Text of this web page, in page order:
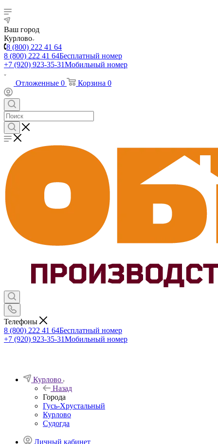
Ваш город
Курлово
8 (800) 222 41 64
8 (800) 222 41 64Бесплатный номер
+7 (920) 923-35-31Мобильный номер
Отложенные 0 Корзина 0
Телефоны
8 (800) 222 41 64Бесплатный номер
+7 (920) 923-35-31Мобильный номер
Курлово
Назад
Города
Гусь-Хрустальный
Курлово
Судогда
Личный кабинет